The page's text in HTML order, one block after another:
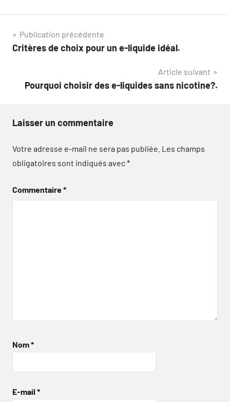
Navigation
de
Publication précédente
Critères de choix pour un e-liquide idéal.
Article suivant
Pourquoi choisir des e-liquides sans nicotine?.
Laisser un commentaire
Votre adresse e-mail ne sera pas publiée. Les champs
obligatoires sont indiqués avec*
Commentaire*
Nom*
E-mail *